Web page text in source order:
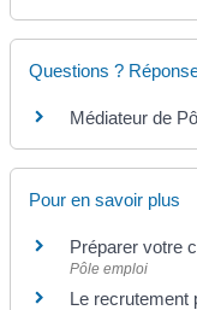
Questions ?
Médiateur de
Pour en savoir plus
Préparer votre
Pôle emploi
Le recrutement